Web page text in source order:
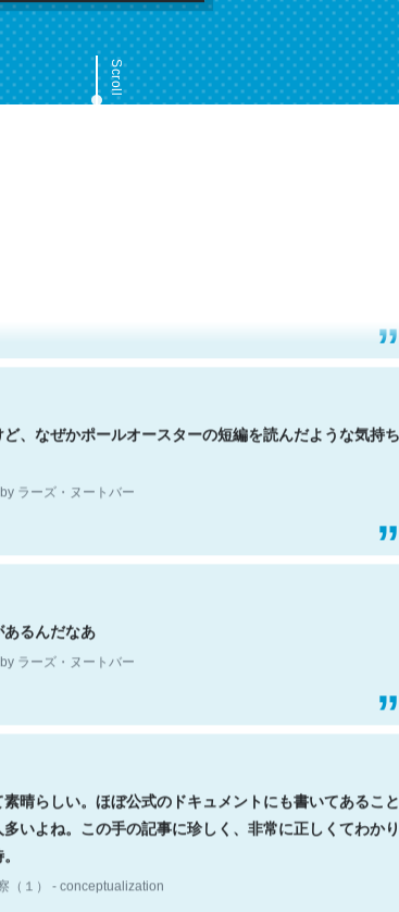
Scroll
なんだろうなと凄く思う。英語少しでも読める人は原文
。Let’s Fucking Go. Then Covid hit. Shit.
ラーズ・ヌートバー
、なぜかポールオースターの短編を読んだような気持ち
ラーズ・ヌートバー
るんだなあ
ラーズ・ヌートバー
晴らしい。ほぼ公式のドキュメントにも書いてあること
いよね。この手の記事に珍しく、非常に正しくてわかり
。
（１） - conceptualization